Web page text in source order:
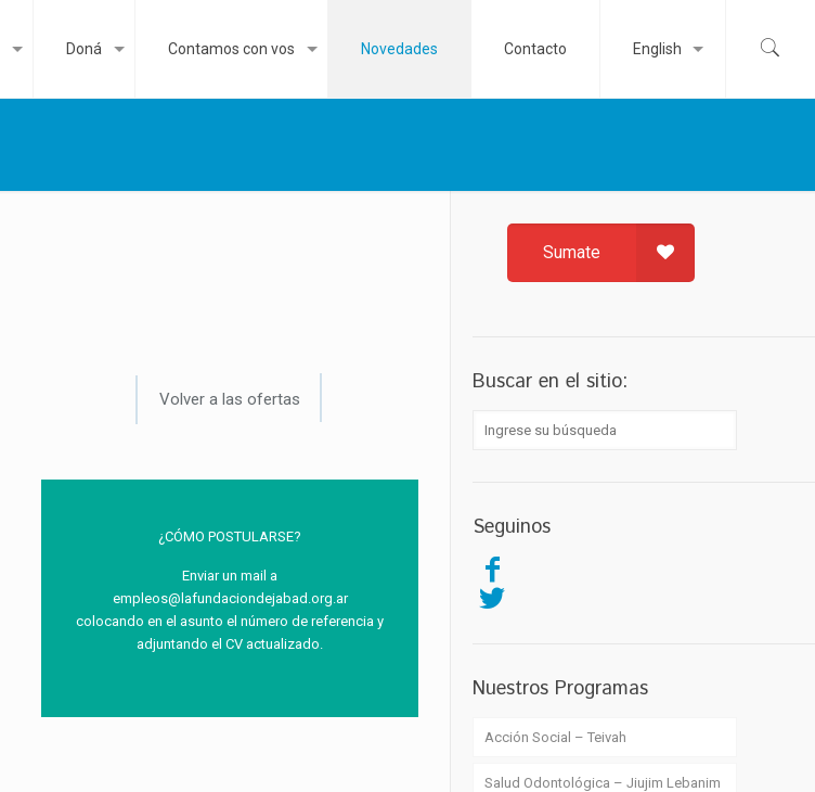
Doná Contamos con vos Novedades Contacto English
Volver a las ofertas
¿CÓMO POSTULARSE?
Enviar un mail a
empleos@lafundaciondejabad.org.ar
colocando en el asunto el número de referencia y
adjuntando el CV actualizado.
Sumate
Buscar en el sitio:
Seguinos
Nuestros Programas
Acción Social – Teivah
Salud Odontológica – Jiujim Lebanim